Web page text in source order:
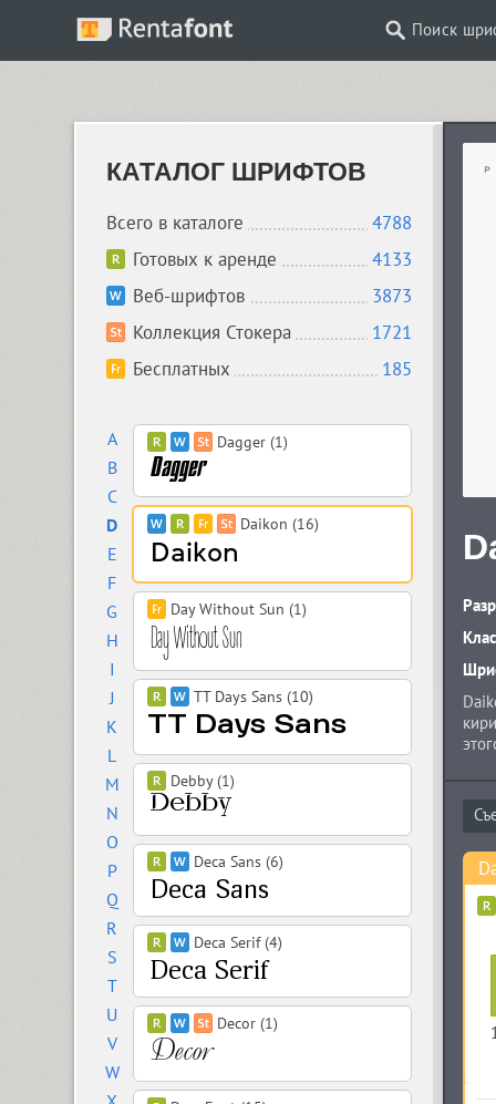
Поиск
КАТАЛОГ ШРИФТОВ
Всего в каталоге
4788
Готовых к аренде
4133
Веб-шрифтов
3873
Коллекция Стокера
1721
Бесплатных
185
A
B
C
D
E
F
G
H
I
J
K
L
M
N
O
P
Q
R
S
T
U
V
W
Dagger (1)
Daikon (16)
Day Without Sun (1)
TT Days Sans (10)
Debby (1)
Deca Sans (6)
Deca Serif (4)
Decor (1)